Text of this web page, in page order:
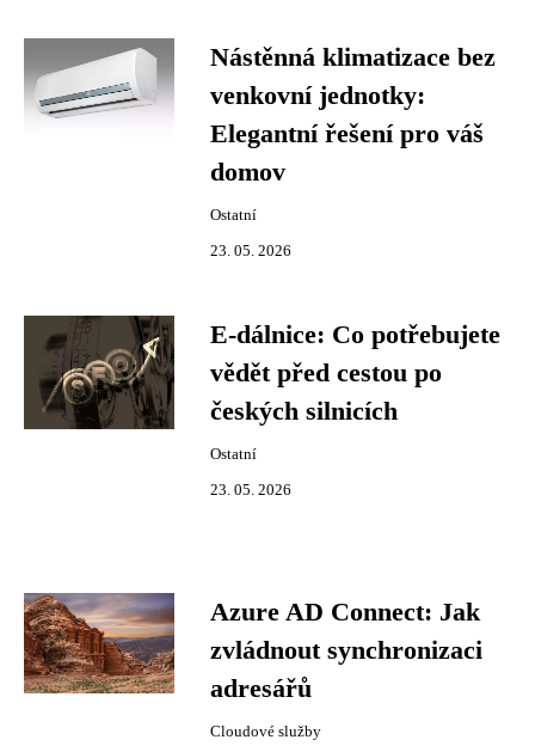
Nástěnná klimatizace bez
venkovní jednotky:
Elegantní řešení pro váš
domov
Ostatní
23. 05. 2026
E-dálnice: Co potřebujete
vědět před cestou po
českých silnicích
Ostatní
23. 05. 2026
Azure AD Connect: Jak
zvládnout synchronizaci
adresářů
Cloudové služby